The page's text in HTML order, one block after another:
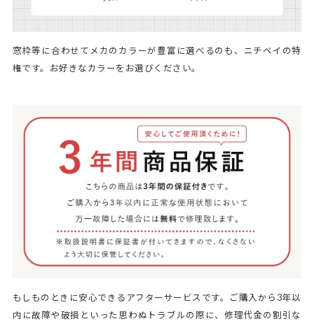
窓枠等に合わせてメカのカラーが豊富に選べるのも、ニチベイの特
権です。お好きなカラーをお選びください。
もしものときに安心できるアフターサービスです。ご購入から3年以
内に故障や破損といった思わぬトラブルの際に、修理代金の割引な